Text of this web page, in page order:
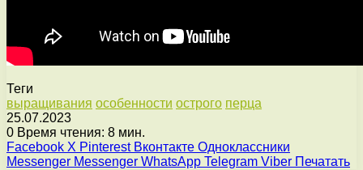
Теги
выращивания особенности острого перца
25.07.2023
0 Время чтения: 8 мин.
Facebook X Pinterest Вконтакте Одноклассники
Messenger Messenger WhatsApp Telegram Viber Печатать